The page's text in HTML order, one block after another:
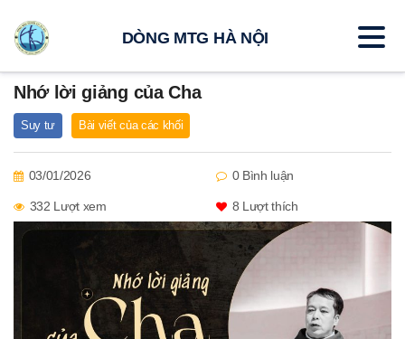
Nhớ lời giảng của Cha
Suy tư Bài viết của các khối
03/01/2026 0 Bình luận
332 Lượt xem 8 Lượt thích
DÒNG MTG HÀ NỘI